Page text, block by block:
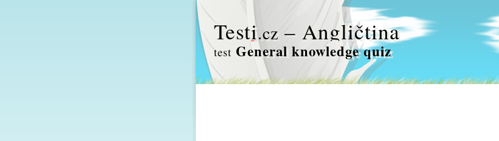
Testi.cz – Angličtina
test General knowledge quiz